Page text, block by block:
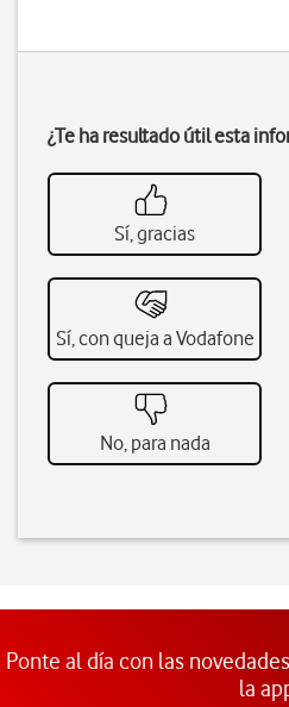
¿Te ha resultado útil esta
Sí, gracias
Sí, con queja a Vodafone
No, para nada
Ponte al día con las
la